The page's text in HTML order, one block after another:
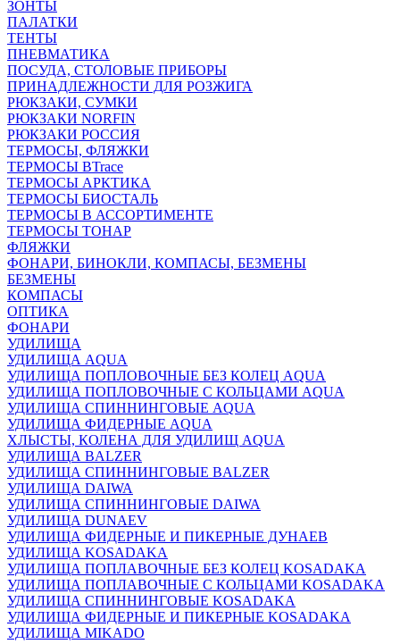
ЗОНТЫ
ПАЛАТКИ
ТЕНТЫ
ПНЕВМАТИКА
ПОСУДА, СТОЛОВЫЕ ПРИБОРЫ
ПРИНАДЛЕЖНОСТИ ДЛЯ РОЗЖИГА
РЮКЗАКИ, СУМКИ
РЮКЗАКИ NORFIN
РЮКЗАКИ РОССИЯ
ТЕРМОСЫ, ФЛЯЖКИ
ТЕРМОСЫ BTrace
ТЕРМОСЫ АРКТИКА
ТЕРМОСЫ БИОСТАЛЬ
ТЕРМОСЫ В АССОРТИМЕНТЕ
ТЕРМОСЫ ТОНАР
ФЛЯЖКИ
ФОНАРИ, БИНОКЛИ, КОМПАСЫ, БЕЗМЕНЫ
БЕЗМЕНЫ
КОМПАСЫ
ОПТИКА
ФОНАРИ
УДИЛИЩА
УДИЛИЩА AQUA
УДИЛИЩА ПОПЛОВОЧНЫЕ БЕЗ КОЛЕЦ AQUA
УДИЛИЩА ПОПЛОВОЧНЫЕ С КОЛЬЦАМИ AQUA
УДИЛИЩА СПИННИНГОВЫЕ AQUA
УДИЛИЩА ФИДЕРНЫЕ AQUA
ХЛЫСТЫ, КОЛЕНА ДЛЯ УДИЛИЩ AQUA
УДИЛИЩА BALZER
УДИЛИЩА СПИННИНГОВЫЕ BALZER
УДИЛИЩА DAIWA
УДИЛИЩА СПИННИНГОВЫЕ DAIWA
УДИЛИЩА DUNAEV
УДИЛИЩА ФИДЕРНЫЕ И ПИКЕРНЫЕ ДУНАЕВ
УДИЛИЩА KOSADAKA
УДИЛИЩА ПОПЛАВОЧНЫЕ БЕЗ КОЛЕЦ KOSADAKA
УДИЛИЩА ПОПЛАВОЧНЫЕ С КОЛЬЦАМИ KOSADAKA
УДИЛИЩА СПИННИНГОВЫЕ KOSADAKA
УДИЛИЩА ФИДЕРНЫЕ И ПИКЕРНЫЕ KOSADAKA
УДИЛИЩА MIKADO